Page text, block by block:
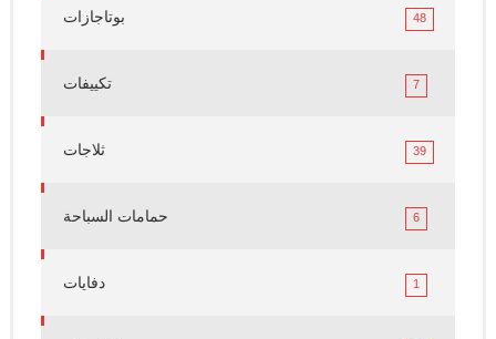
بوتاجازات 48
تكييفات 7
ثلاجات 39
حمامات السباحة 6
دفايات 1